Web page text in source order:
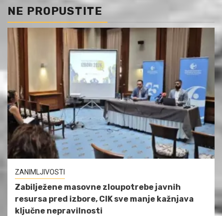
NE PROPUSTITE
ZANIMLJIVOSTI
Zabilježene masovne zloupotrebe javnih
resursa pred izbore, CIK sve manje kažnjava
ključne nepravilnosti